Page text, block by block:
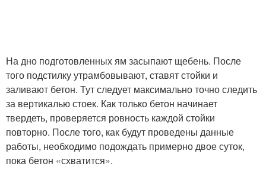
На дно подготовленных ям засыпают щебень. После
того подстилку утрамбовывают, ставят стойки и
заливают бетон. Тут следует максимально точно следить
за вертикалью стоек. Как только бетон начинает
твердеть, проверяется ровность каждой стойки
повторно. После того, как будут проведены данные
работы, необходимо подождать примерно двое суток,
пока бетон «схватится».